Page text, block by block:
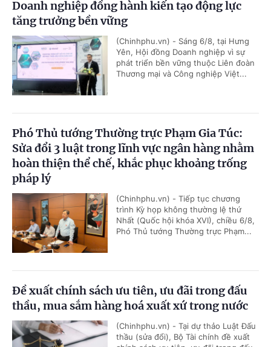
Doanh nghiệp đồng hành kiến tạo động lực
tăng trưởng bền vững
(Chinhphu.vn) - Sáng 6/8, tại Hưng
Yên, Hội đồng Doanh nghiệp vì sự
phát triển bền vững thuộc Liên đoàn
Thương mại và Công nghiệp Việt...
Phó Thủ tướng Thường trực Phạm Gia Túc:
Sửa đổi 3 luật trong lĩnh vực ngân hàng nhằm
hoàn thiện thể chế, khắc phục khoảng trống
pháp lý
(Chinhphu.vn) - Tiếp tục chương
trình Kỳ họp không thường lệ thứ
Nhất (Quốc hội khóa XVI), chiều 6/8,
Phó Thủ tướng Thường trực Phạm...
Đề xuất chính sách ưu tiên, ưu đãi trong đấu
thầu, mua sắm hàng hoá xuất xứ trong nước
(Chinhphu.vn) - Tại dự thảo Luật Đấu
thầu (sửa đổi), Bộ Tài chính đề xuất